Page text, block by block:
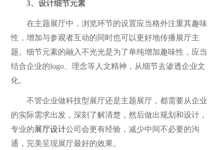
3、设计细节元素
在主题展厅中，浏览环节的设置应当格外注重其趣味
性，增加与参观者互动的同时也可以更好地传播展厅主
题。细节元素的融入不光光是为了单纯增加趣味性，应当
结合企业的logo、理念等人文精神，从细节去渗透企业文
化。
不管企业做科技型展厅还是主题展厅，都需要从企业
的实际需求出发，深刻了解清楚，然后做出规划和设计，
专业的展厅设计公司会更有经验，减少中间不必要的沟
通，完美呈现展厅最好的效果。